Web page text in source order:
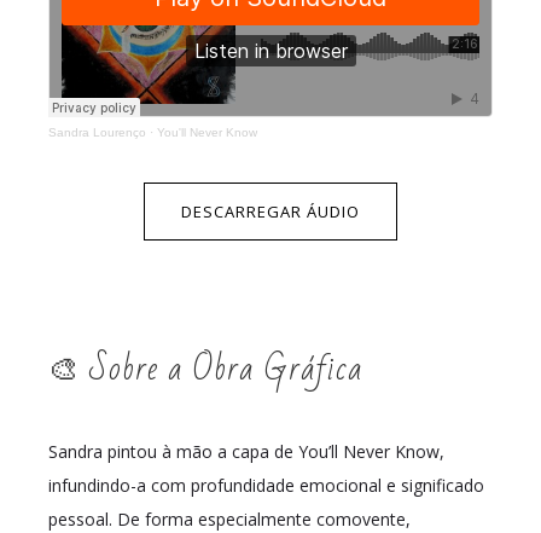
Sandra Lourenço · You'll Never Know
DESCARREGAR ÁUDIO
🎨 Sobre a Obra Gráfica
Sandra pintou à mão a capa de You’ll Never Know,
infundindo-a com profundidade emocional e significado
pessoal. De forma especialmente comovente,